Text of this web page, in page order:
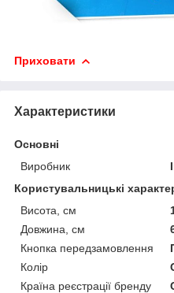
Приховати
Характеристики
Основні
Виробник
Користувальницькі
Висота, см
Довжина, см
Кнопка передзамовлення
Колір
Країна реєстрації бренду